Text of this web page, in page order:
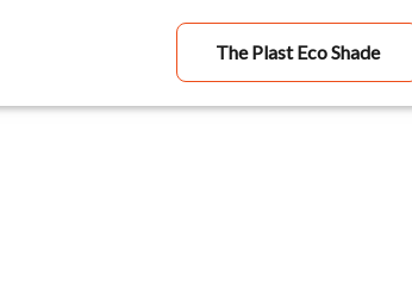
The Plast Eco Shade